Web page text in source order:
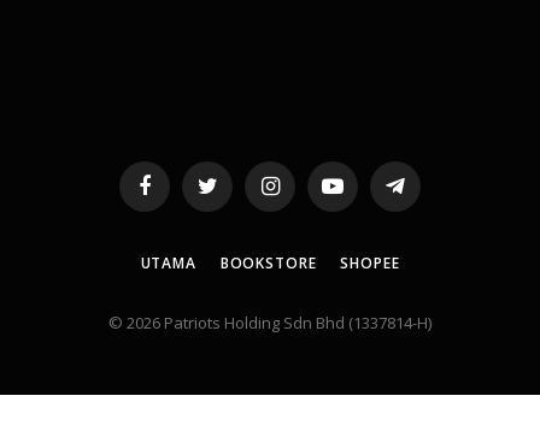
FacebookTwitter InstagramYouTubeTelegram
UTAMA BOOKSTORE SHOPEE
© 2026 Patriots Holding Sdn Bhd (1337814-H)